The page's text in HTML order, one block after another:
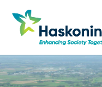
Sluiten